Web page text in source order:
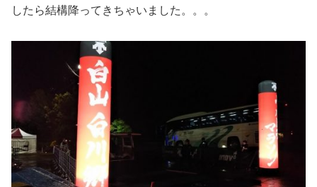
したら結構降ってきちゃいました。。。